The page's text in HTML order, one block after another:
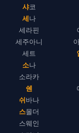
샤코
세나
세라핀
세주아니
세트
소나
소라카
쉔
쉬바나
스몰더
스웨인